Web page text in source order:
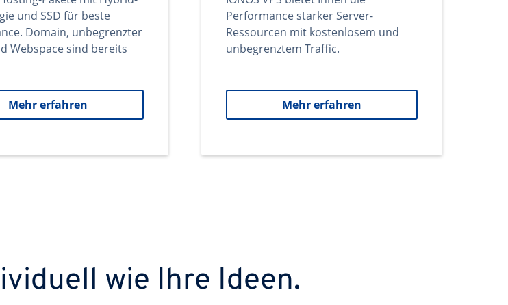
und SSD für beste
Domain, unbegrenzter
Webspace sind bereits
Mehr erfahren
Performance starker Server-
Ressourcen mit kostenlosem und
unbegrenztem Traffic.
Mehr erfahren
wie Ihre Ideen.